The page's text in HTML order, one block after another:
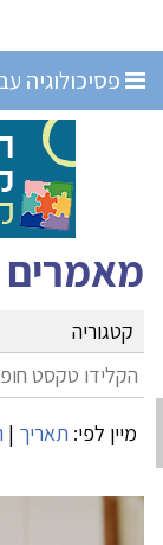
פסיכולוגיה
מאמרים
מיין לפי: תאריך |